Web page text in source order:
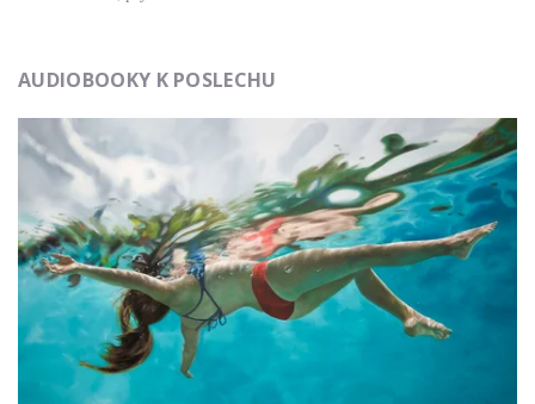
AUDIOBOOKY K POSLECHU